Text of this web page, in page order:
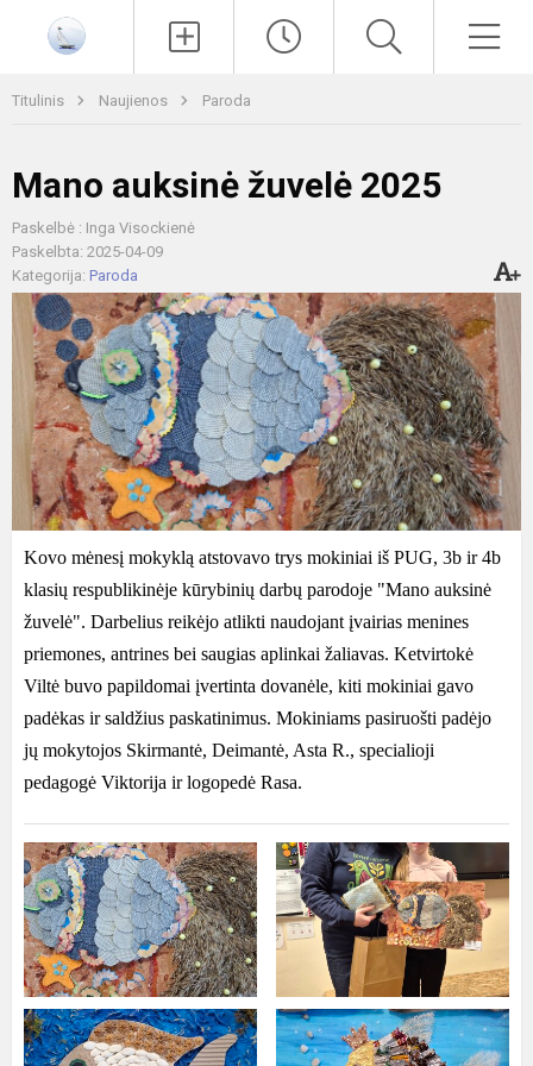
Titulinis Naujienos Paroda
Mano auksinė žuvelė 2025
Paskelbė : Inga Visockienė
Paskelbta: 2025-04-09
Kategorija: Paroda
Kovo mėnesį mokyklą atstovavo trys mokiniai iš PUG, 3b ir 4b
klasių respublikinėje kūrybinių darbų parodoje "Mano auksinė
žuvelė". Darbelius reikėjo atlikti naudojant įvairias menines
priemones, antrines bei saugias aplinkai žaliavas. Ketvirtokė
Viltė buvo papildomai įvertinta dovanėle, kiti mokiniai gavo
padėkas ir saldžius paskatinimus. Mokiniams pasiruošti padėjo
jų mokytojos Skirmantė, Deimantė, Asta R., specialioji
pedagogė Viktorija ir logopedė Rasa.